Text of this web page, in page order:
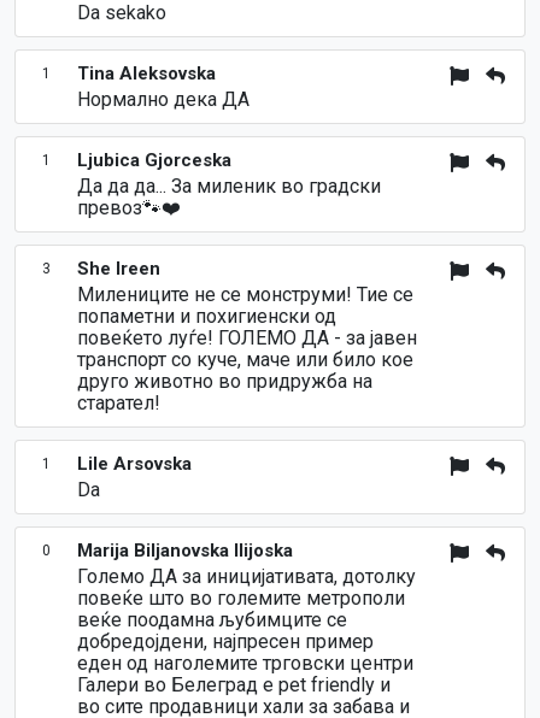
Da sekako
1 Tina Aleksovska
Нормално дека ДА
1 Ljubica Gjorceska
Да да да... За миленик во градски
превоз🐾❤️
3 She Ireen
Милениците не се монструми! Тие се
попаметни и похигиенски од
повеќето луѓе! ГОЛЕМО ДА - за јавен
транспорт со куче, маче или било кое
друго животно во придружба на
старател!
1 Lile Arsovska
Da
0 Marija Biljanovska Ilijoska
Големо ДА за иницијативата, дотолку
повеќе што во големите метрополи
веќе поодамна љубимците се
добредојдени, најпресен пример
еден од наголемите трговски центри
Галери во Белеград е pet friendly и
во сите продавници хали за забава и